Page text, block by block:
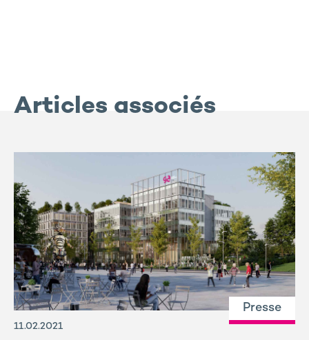
Articles associés
Presse
11.02.2021